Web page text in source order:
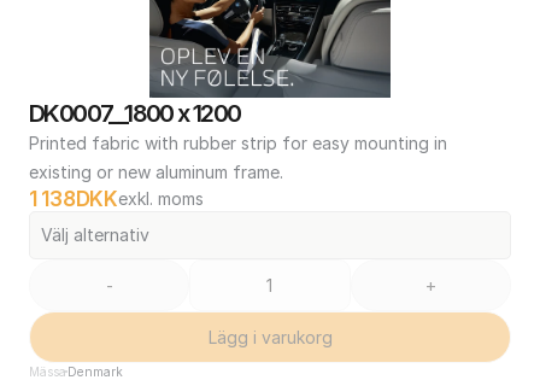
DK0007__1800 x 1200
Printed fabric with rubber strip for easy mounting in
existing or new aluminum frame.
1 138DKKexkl. moms
Välj alternativ
- +
Lägg i varukorg
Mässa Denmark
Köpvillkor